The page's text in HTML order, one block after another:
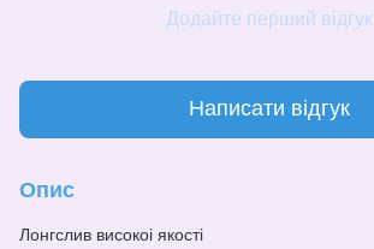
Додайте перший відгук
Написати відгук
Опис
Лонгслив високоі якості